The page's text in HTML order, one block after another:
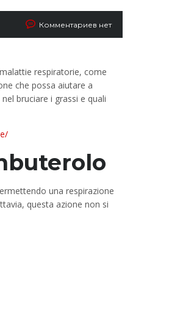
Комментариев нет
respiratorie, come
che possa aiutare a
bruciare i grassi e quali
una respirazione
questa azione non si